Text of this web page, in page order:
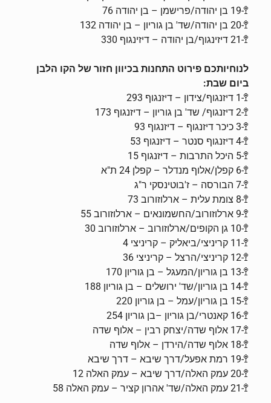
🚏-19 בן יהודה/פרישמן – בן יהודה 76
🚏-20 בן יהודה/שד' בן גוריון – בן יהודה 132
🚏-21 דיזינגוף/בן יהודה – דיזינגוף 330
לנוחיותכם פירוט התחנות בכיוון חזור של הקו הלבן
ביום שבת:
🚏-1 דיזנגוף/צידון – דיזנגוף 293
🚏-2 דיזנגוף/ שד' בן גוריון – דיזנגוף 173
🚏-3 כיכר דיזנגוף – דיזנגוף 93
🚏-4 דיזנגוף סנטר – דיזנגוף 53
🚏-5 היכל התרבות – דיזנגוף 15
🚏-6 קפלן/אלוף מנדלר – קפלן 24 ת"א
🚏-7 הבורסה – ז'בוטינסקי ר"ג
🚏-8 צומת עלית – ארלוזורוב 73
🚏-9 ארלוזורוב/החשמונאים – ארלוזורוב 55
🚏-10 גן הקופים/ארלוזורוב – ארלוזורוב 30
🚏-11 קריניצי/ביאליק – קריניצי 4
🚏-12 קריניצי/הרצל – קריניצי 36
🚏-13 בן גוריון/המעגל – בן גוריון 170
🚏-14 בן גוריון/שד' ירושלים – בן גוריון 188
🚏-15 בן גוריון/עמל – בן גוריון 220
🚏-16 קאנטרי/בן גוריון –בן גוריון 254
🚏-17 אלוף שדה/יצחק רבין – אלוף שדה
🚏-18 אלוף שדה/הירדן – אלוף שדה
🚏-19 רמת אפעל/דרך שיבא – דרך שיבא
🚏-20 עמק האלה/דרך שיבא – עמק האלה 12
🚏-21 עמק האלה/שד' אהרון קציר – עמק האלה 58